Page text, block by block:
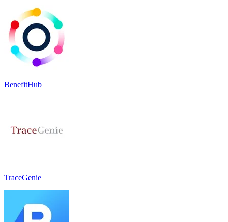
BenefitHub
TraceGenie